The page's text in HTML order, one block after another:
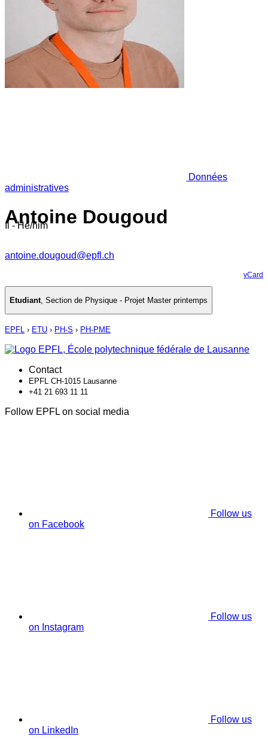
Données
administratives
Antoine Dougoud
Il - He/him
antoine.dougoud@epfl.ch
vCard
Etudiant Section de Physique - Projet Master printemps
EPFL › ETU › PH-S › PH-PME
Contact
EPFL CH-1015 Lausanne
+41 21 693 11 11
Follow EPFL on social media
Follow us
on Facebook
Follow us
on Instagram
Follow us
on LinkedIn